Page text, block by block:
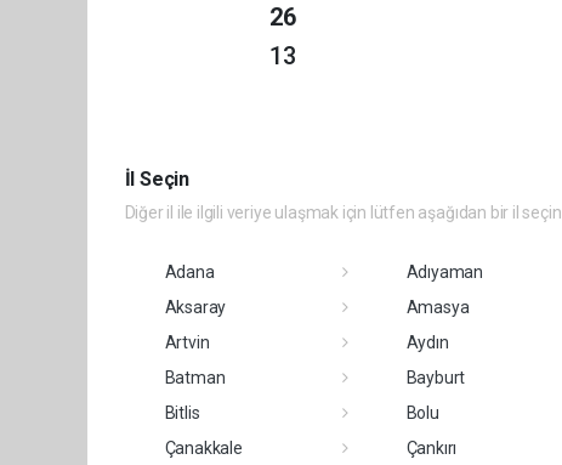
26
13
İl Seçin
Diğer il ile ilgili veriye ulaşmak için lütfen aşağıdan bir il seçin
Adana Adıyaman
Aksaray
Amasya
Artvin
Aydın
Batman
Bayburt
Bitlis
Bolu
Çanakkale
Çankırı